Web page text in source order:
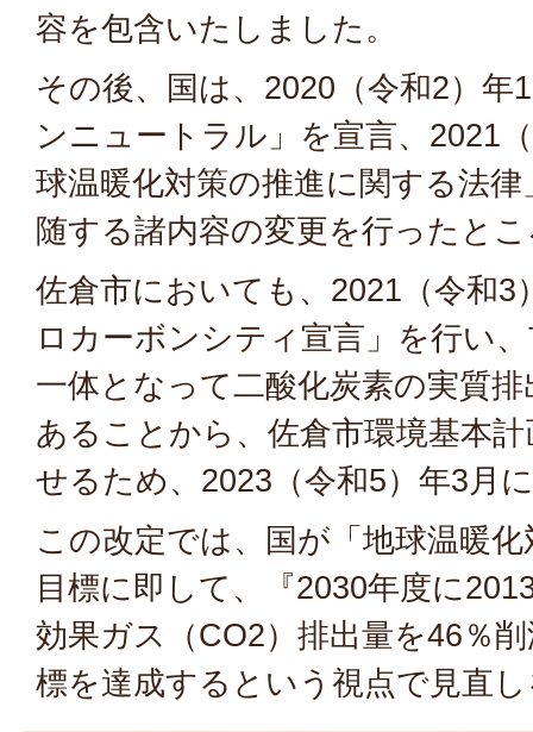
容を包含いたしました。
その後、国は、2020（令和2）年
ンニュートラル」を宣言、2021
球温暖化対策の推進に関する法
随する諸内容の変更を行ったと
佐倉市においても、2021（令和3
ロカーボンシティ宣言」を行い
一体となって二酸化炭素の実質
あることから、佐倉市環境基本
せるため、2023（令和5）年3月
この改定では、国が「地球温暖
目標に即して、『2030年度に
効果ガス（CO2）排出量を46％
標を達成するという視点で見直